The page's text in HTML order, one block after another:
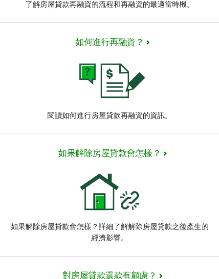
了解房屋貸款再融資的流程和再融資的最適當時機。
如何進行再融資？
閱讀如何進行房屋貸款再融資的資訊。
如果解除房屋貸款會怎樣？
如果解除房屋貸款會怎樣？詳細了解解除房屋貸款之後產生的
經濟影響。
對房屋貸款還款有顧慮？